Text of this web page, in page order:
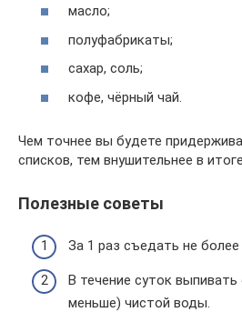
масло;
полуфабрикаты;
сахар, соль;
кофе, чёрный чай.
Чем точнее вы будете
списков, тем внушительнее в
Полезные советы
За 1 раз съедать не более
В течение суток
меньше) чистой воды.